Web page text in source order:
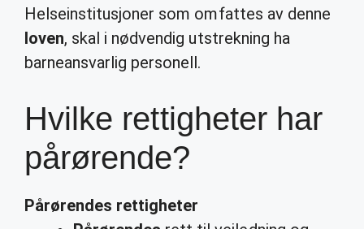
Helseinstitusjoner som omfattes av denne
loven, skal i nødvendig utstrekning ha
barneansvarlig personell.
Hvilke rettigheter har
pårørende?
Pårørendes rettigheter